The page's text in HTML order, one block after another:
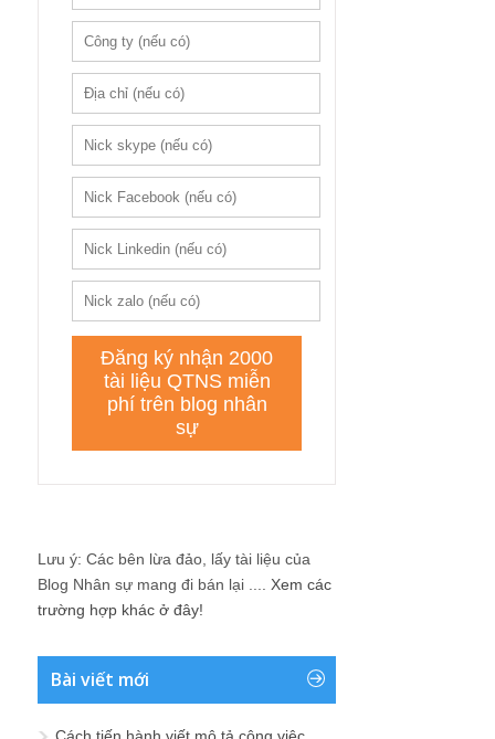
Lưu ý: Các bên lừa đảo, lấy tài liệu của
Blog Nhân sự mang đi bán lại .... Xem các
trường hợp khác ở đây!
Bài viết mới